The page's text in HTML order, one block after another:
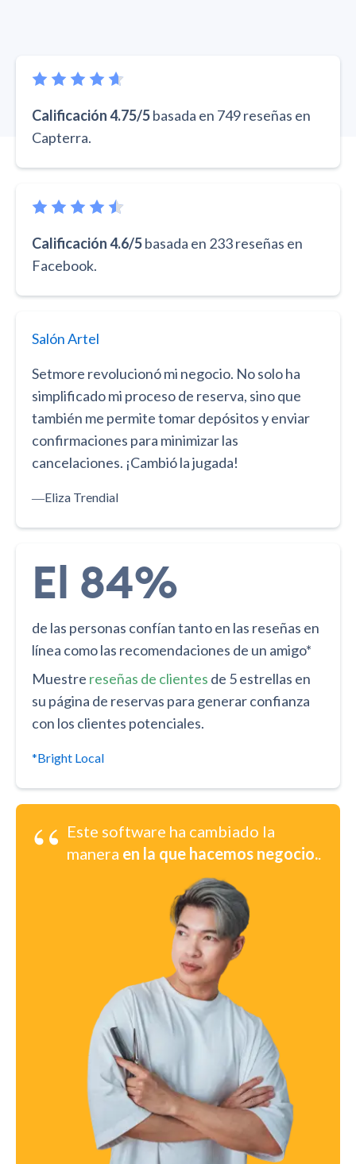
Calificación 4.75/5basada en 749 reseñas en
Capterra.
Calificación 4.6/5basada en 233 reseñas en
Facebook.
Salón Artel
Setmore revolucionó mi negocio. No solo ha
simplificado mi proceso de reserva, sino que
también me permite tomar depósitos y enviar
confirmaciones para minimizar las
cancelaciones. ¡Cambió la jugada!
―Eliza Trendial
El 84%
de las personas confían tanto en las reseñas en
línea como las recomendaciones de un amigo*
Muestre reseñas de clientes de 5 estrellas en
su página de reservas para generar confianza
con los clientes potenciales.
*Bright Local
“ Este software ha cambiado la
manera en la que hacemos negocio..